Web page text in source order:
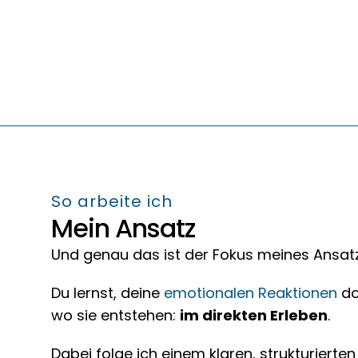
So arbeite ich
Mein Ansatz
Und genau das ist der Fokus meines
Du lernst, deine emotionalen Reaktionen
wo sie entstehen: im direkten Erleben.
Dabei folge ich einem klaren,